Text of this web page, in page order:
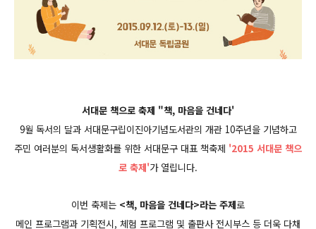
서대문 책으로 축제 "책, 마음을 건네다'
9월 독서의 달과 서대문구립이진아기념도서관의 개관 10주년을 기념하고
주민 여러분의 독서생활화를 위한 서대문구 대표 책축제 '2015 서대문 책으
로 축제'가 열립니다.
이번 축제는 <책, 마음을 건네다>라는 주제로
메인 프로그램과 기획전시, 체험 프로그램 및 출판사 전시부스 등 더욱 다채